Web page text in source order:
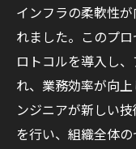
インフラの柔軟性
れました。このプ
ロトコルを導入し
れ、業務効率が向
ンジニアが新しい
を行い、組織全体